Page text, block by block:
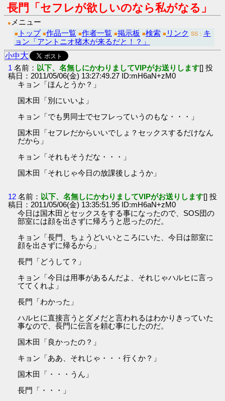
長門「セフレが欲しいのなら私がなる」
● メニュー
■ トップ ■作品一覧 ■作者一覧 ■掲示板 ■検索 ■ リンク SS： キ
ョン「アントニオ猪木が来るだと！？」
小中大
1 名前： 以下、名無しにかわりましてVIPがお送りします[] 投
稿日：2011/05/06(金) 13:27:49.27 ID:mH6aN+zM0
キョン「ほんとうか？」
国木田「別にいいよ」
キョン「でも男同士でセフレっていうのもな・・・」
国木田「セフレだからいいでしょ？セックスするだけなん
だから」
キョン「それもそうだな・・・」
国木田「それじゃ今日の放課後しようか」
12 名前： 以下、名無しにかわりましてVIPがお送りします[] 投
稿日：2011/05/06(金) 13:35:51.95 ID:mH6aN+zM0
今日は国木田とセックスをする事になったので、SOS団の
部室には顔を出さずに帰ろうと思ったのだ。
キョン「長門、ちょうどいいところにいた、今日は部室に
顔を出さずに帰るから」
長門「どうして？」
キョン「今日は用事があるんだよ、それじゃハルヒに言っ
ててくれよ」
長門「わかった」
ハルヒに直接言うとダメだと言われるはわかりきっていた
事なので、長門に伝言を頼む事にしたのだ。
国木田「良かったの？」
キョン「ああ、それじゃ・・・行くか？」
国木田「・・・うん」
長門「・・・」